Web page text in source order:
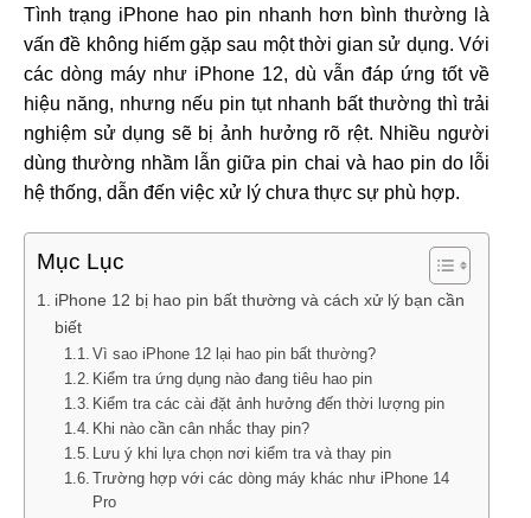
Tình trạng iPhone hao pin nhanh hơn bình thường là
vấn đề không hiếm gặp sau một thời gian sử dụng. Với
các dòng máy như iPhone 12, dù vẫn đáp ứng tốt về
hiệu năng, nhưng nếu pin tụt nhanh bất thường thì trải
nghiệm sử dụng sẽ bị ảnh hưởng rõ rệt. Nhiều người
dùng thường nhầm lẫn giữa pin chai và hao pin do lỗi
hệ thống, dẫn đến việc xử lý chưa thực sự phù hợp.
Mục Lục
iPhone 12 bị hao pin bất thường và cách xử lý bạn cần
biết
Vì sao iPhone 12 lại hao pin bất thường?
Kiểm tra ứng dụng nào đang tiêu hao pin
Kiểm tra các cài đặt ảnh hưởng đến thời lượng pin
Khi nào cần cân nhắc thay pin?
Lưu ý khi lựa chọn nơi kiểm tra và thay pin
Trường hợp với các dòng máy khác như iPhone 14
Pro